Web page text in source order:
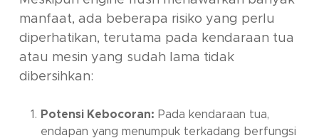
manfaat, ada beberapa risiko yang perlu
diperhatikan, terutama pada kendaraan tua
atau mesin yang sudah lama tidak
dibersihkan:
Potensi Kebocoran: Pada kendaraan tua,
endapan yang menumpuk terkadang berfungsi